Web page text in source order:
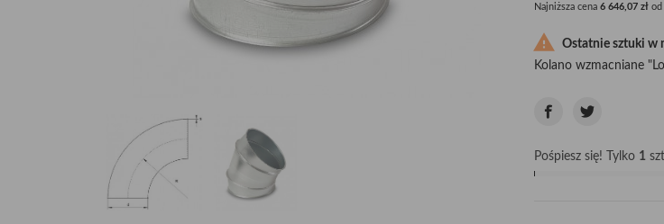
Najniższa cena 6 646,07 zł od

Ostatnie sztuki w
Kolano wzmacniane
Pośpiesz się! Tylko 1